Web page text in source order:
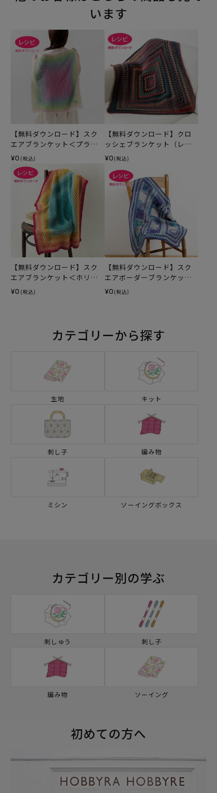
います
【無料ダウンロード】スク
エアブランケット＜プラン
タンプリュス＞（レシピ）
¥0 (税込)
【無料ダウンロード】クロ
ッシェブランケット（レシ
ピ）
¥0 (税込)
【無料ダウンロード】スク
エアブランケット＜ホリィ
＞（レシピ）
¥0 (税込)
【無料ダウンロード】スク
エアボーダーブランケット
（レシピ）
¥0 (税込)
カテゴリーから探す
生地 キット
刺し子 編み物
ミシン ソーイングボックス
カテゴリー別の学ぶ
刺しゅう 刺し子
編み物 ソーイング
初めての方へ